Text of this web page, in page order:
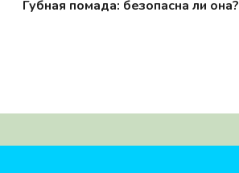
Губная помада: безопасна ли она?